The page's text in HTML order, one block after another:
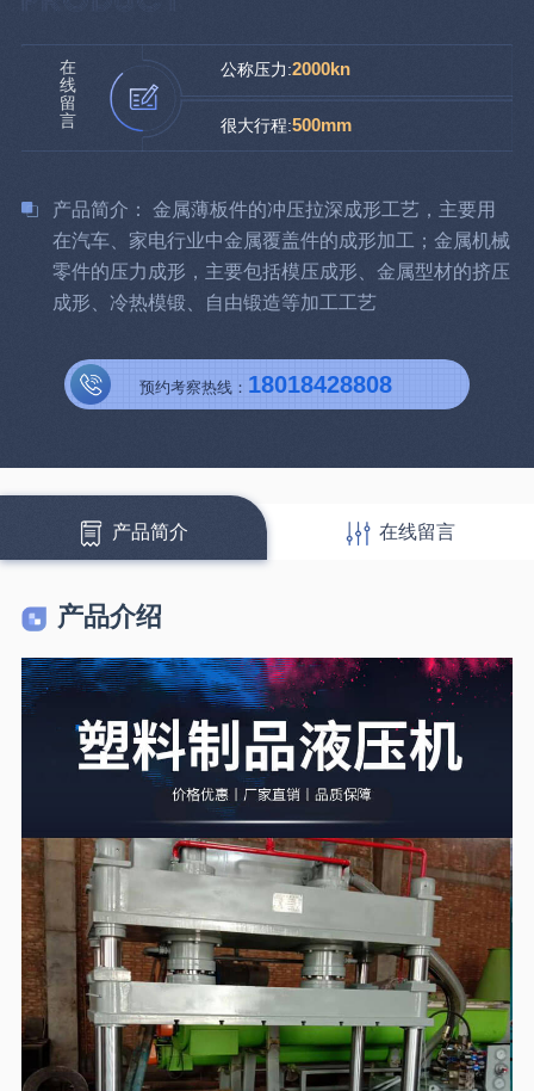
在
线
留
言
公称压力:2000kn
很大行程:500mm
产品简介： 金属薄板件的冲压拉深成形工艺，主要用
在汽车、家电行业中金属覆盖件的成形加工；金属机械
零件的压力成形，主要包括模压成形、金属型材的挤压
成形、冷热模锻、自由锻造等加工工艺
预约考察热线： 18018428808
产品简介 在线留言
产品介绍